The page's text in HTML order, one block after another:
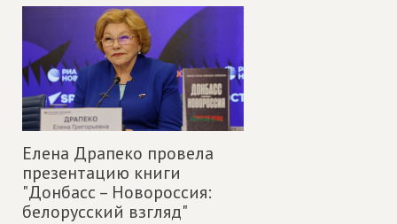
Елена Драпеко провела
презентацию книги
"Донбасс – Новороссия:
белорусский взгляд"